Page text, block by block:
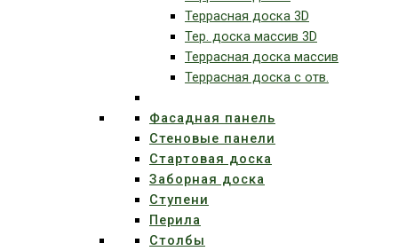
Террасная доска 3D
Тер. доска массив 3D
Террасная доска массив
Террасная доска с отв.
Фасадная панель
Стеновые панели
Стартовая доска
Заборная доска
Ступени
Перила
Столбы